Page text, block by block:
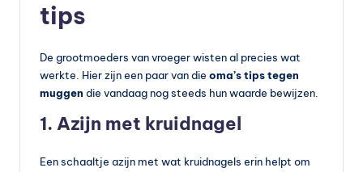
tips
De grootmoeders van vroeger wisten al precies wat
werkte. Hier zijn een paar van die oma’s tips tegen
muggen die vandaag nog steeds hun waarde bewijzen.
1. Azijn met kruidnagel
Een schaaltje azijn met wat kruidnagels erin helpt om